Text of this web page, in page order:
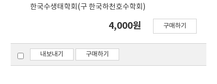
한국수생태학회(구 한국하천호수학회)
4,000원 구매하기
내보내기 구매하기